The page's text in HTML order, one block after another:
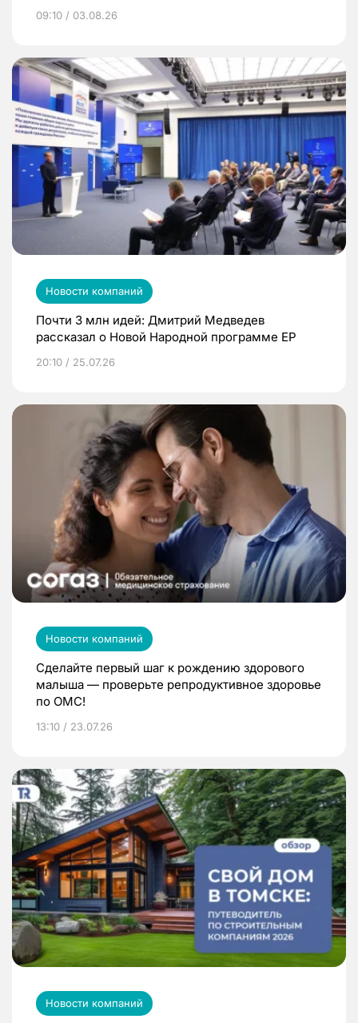
09:10 / 03.08.26
Новости компаний
Почти 3 млн идей: Дмитрий Медведев
рассказал о Новой Народной программе ЕР
20:10 / 25.07.26
Новости компаний
Сделайте первый шаг к рождению здорового
малыша — проверьте репродуктивное здоровье
по ОМС!
13:10 / 23.07.26
Новости компаний